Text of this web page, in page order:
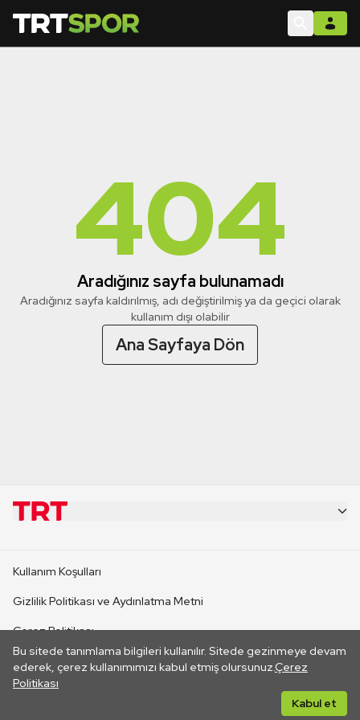
404
Aradığınız sayfa bulunamadı
Aradığınız sayfa kaldırılmış, adı değiştirilmiş ya da geçici olarak
kullanım dışı olabilir
Ana Sayfaya Dön
Bu sitede tanımlama bilgileri kullanılır. Sitede gezinmeye devam
ederek, çerez kullanımımızı kabul etmiş olursunuz.Çerez
Politikası
Kabul et
CANLI YAYINLAR
Kullanım Koşulları
Gizlilik Politikası ve Aydınlatma Metni
Çerez Politikası
İletişim
Her hakkı saklıdır. ©2026 TRT. Bağlantı yoluyla gidilen dış